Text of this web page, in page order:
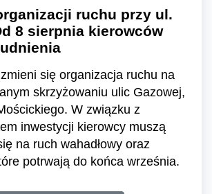
ruchu przy ul.
8 sierpnia kierowców
się organizacja ruchu na
skrzyżowaniu ulic Gazowej,
W związku z
inwestycji kierowcy muszą
na ruch wahadłowy oraz
potrwają do końca września.